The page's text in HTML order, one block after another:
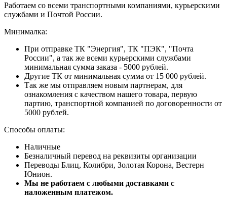
Работаем со всеми транспортными компаниями, курьерскими
службами и Почтой России.
Минималка:
При отправке ТК "Энергия", ТК "ПЭК", "Почта
России", а так же всеми курьерскими службами
минимальная сумма заказа - 5000 рублей.
Другие ТК от минимальная сумма от 15 000 рублей.
Так же мы отправляем новым партнерам, для
ознакомления с качеством нашего товара, первую
партию, транспортной компанией по договоренности от
5000 рублей.
Способы оплаты:
Наличные
Безналичный перевод на реквизиты организации
Переводы Блиц, Колибри, Золотая Корона, Вестерн
Юнион.
Мы не работаем с любыми доставками с
наложенным платежом.